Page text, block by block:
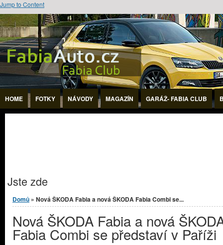
Jump to Content
HOME FOTKY NÁVODY MAGAZÍN GARÁŽ- FABIA CLUB
Jste zde
Domů » Nová ŠKODA Fabia a nová ŠKODA Fabia Combi se...
Nová ŠKODA Fabia a nová
Fabia Combi se představí v Paříži